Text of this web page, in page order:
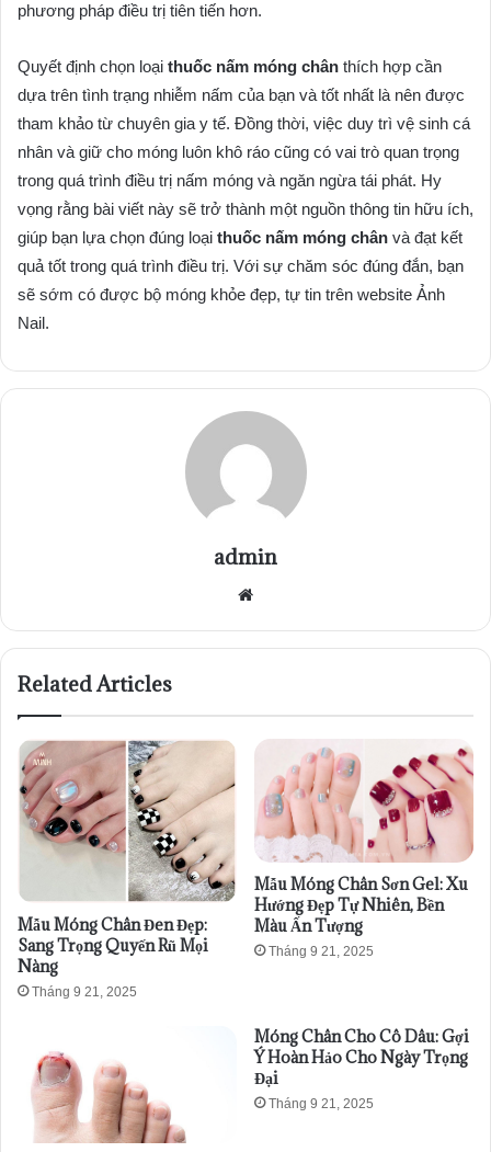
phương pháp điều trị tiên tiến hơn.
Quyết định chọn loại thuốc nấm móng chân thích hợp cần
dựa trên tình trạng nhiễm nấm của bạn và tốt nhất là nên được
tham khảo từ chuyên gia y tế. Đồng thời, việc duy trì vệ sinh cá
nhân và giữ cho móng luôn khô ráo cũng có vai trò quan trọng
trong quá trình điều trị nấm móng và ngăn ngừa tái phát. Hy
vọng rằng bài viết này sẽ trở thành một nguồn thông tin hữu ích,
giúp bạn lựa chọn đúng loại thuốc nấm móng chân và đạt kết
quả tốt trong quá trình điều trị. Với sự chăm sóc đúng đắn, bạn
sẽ sớm có được bộ móng khỏe đẹp, tự tin trên website Ảnh
Nail.
admin
Website
Related Articles
Mẫu Móng Chân Đen Đẹp:
Sang Trọng Quyến Rũ Mọi
Nàng
Tháng 9 21, 2025
Mẫu Móng Chân Sơn Gel: Xu
Hướng Đẹp Tự Nhiên, Bền
Màu Ấn Tượng
Tháng 9 21, 2025
Móng Chân Cho Cô Dâu: Gợi
Ý Hoàn Hảo Cho Ngày Trọng
Đại
Tháng 9 21, 2025